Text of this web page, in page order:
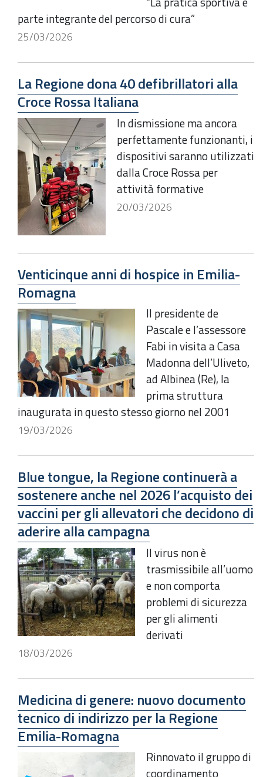
parte integrante del percorso di cura”
25/03/2026
La Regione dona 40 defibrillatori alla
Croce Rossa Italiana
In dismissione ma ancora
perfettamente funzionanti, i
dispositivi saranno utilizzati
dalla Croce Rossa per
attività formative
20/03/2026
Venticinque anni di hospice in Emilia-
Romagna
Il presidente de
Pascale e l’assessore
Fabi in visita a Casa
Madonna dell’Uliveto,
ad Albinea (Re), la
prima struttura
inaugurata in questo stesso giorno nel 2001
19/03/2026
Blue tongue, la Regione continuerà a
sostenere anche nel 2026 l’acquisto dei
vaccini per gli allevatori che decidono di
aderire alla campagna
Il virus non è
trasmissibile all’uomo
e non comporta
problemi di sicurezza
per gli alimenti
derivati
18/03/2026
Medicina di genere: nuovo documento
tecnico di indirizzo per la Regione
Emilia-Romagna
Rinnovato il gruppo di
coordinamento